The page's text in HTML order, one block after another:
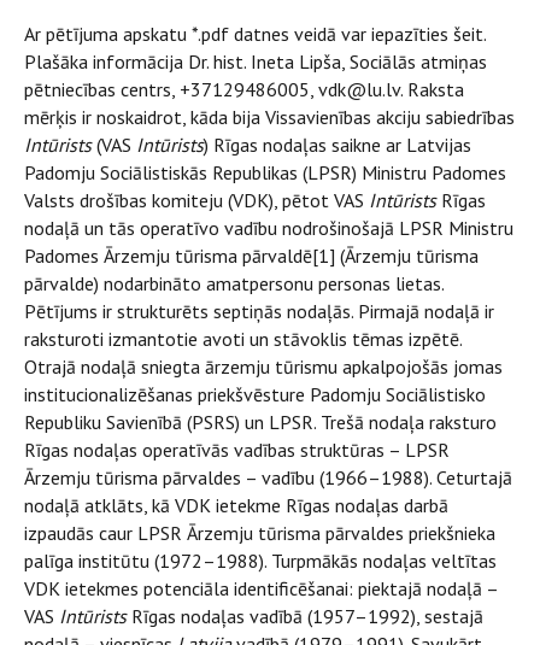
Ar pētījuma apskatu *.pdf datnes veidā var iepazīties šeit.
Plašāka informācija Dr. hist. Ineta Lipša, Sociālās atmiņas
pētniecības centrs, +37129486005, vdk@lu.lv. Raksta
mērķis ir noskaidrot, kāda bija Vissavienības akciju sabiedrības
Intūrists(VAS Intūrists) Rīgas nodaļas saikne ar Latvijas
Padomju Sociālistiskās Republikas (LPSR) Ministru Padomes
Valsts drošības komiteju (VDK), pētot VAS IntūristsRīgas
nodaļā un tās operatīvo vadību nodrošinošajā LPSR Ministru
Padomes Ārzemju tūrisma pārvaldē[1] (Ārzemju tūrisma
pārvalde) nodarbināto amatpersonu personas lietas.
Pētījums ir strukturēts septiņās nodaļās. Pirmajā nodaļā ir
raksturoti izmantotie avoti un stāvoklis tēmas izpētē.
Otrajā nodaļā sniegta ārzemju tūrismu apkalpojošās jomas
institucionalizēšanas priekšvēsture Padomju Sociālistisko
Republiku Savienībā (PSRS) un LPSR. Trešā nodaļa raksturo
Rīgas nodaļas operatīvās vadības struktūras – LPSR
Ārzemju tūrisma pārvaldes – vadību (1966–1988). Ceturtajā
nodaļā atklāts, kā VDK ietekme Rīgas nodaļas darbā
izpaudās caur LPSR Ārzemju tūrisma pārvaldes priekšnieka
palīga institūtu (1972–1988). Turpmākās nodaļas veltītas
VDK ietekmes potenciāla identificēšanai: piektajā nodaļā –
VAS IntūristsRīgas nodaļas vadībā (1957–1992), sestajā